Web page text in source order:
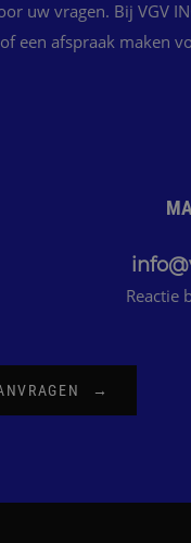
uw vragen. Bij VGV
een afspraak maken
Reactie